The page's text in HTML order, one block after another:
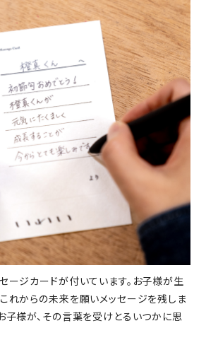
ージカードが付いています。お子様が生
れからの未来を願いメッセージを残しま
子様が、その言葉を受けとるいつかに思